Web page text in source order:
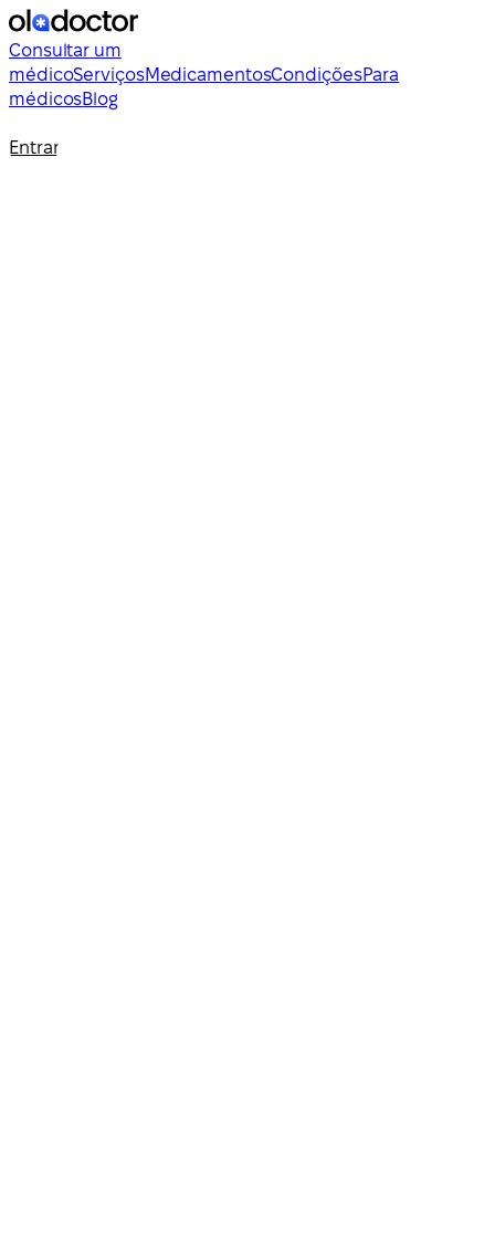
Consultar um
médicoServiçosMedicamentosCondiçõesPara
médicosBlog
Entrar